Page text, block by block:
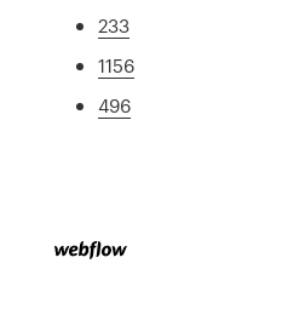
233
1156
496